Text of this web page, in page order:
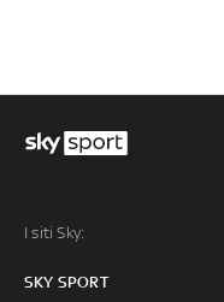
I siti Sky:
SKY SPORT